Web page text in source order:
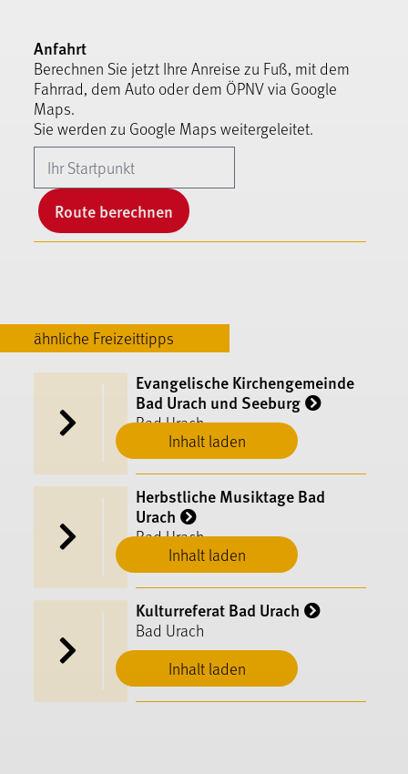
Anfahrt
Berechnen Sie jetzt Ihre Anreise zu Fuß, mit dem
Fahrrad, dem Auto oder dem ÖPNV via Google
Maps.
Sie werden zu Google Maps weitergeleitet.
Route berechnen
ähnliche Freizeittipps
Inhalt laden
Evangelische Kirchengemeinde
Bad Urach und Seeburg
Bad Urach
Inhalt laden
Herbstliche Musiktage Bad
Urach
Bad Urach
Inhalt laden
Kulturreferat Bad Urach
Bad Urach